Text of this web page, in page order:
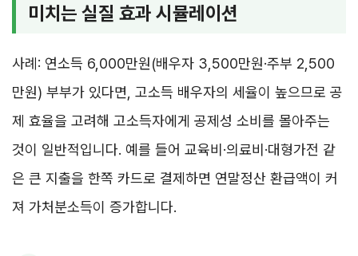
미치는 실질 효과 시뮬레이션
사례: 연소득 6,000만원(배우자 3,500만원·주부 2,500
만원) 부부가 있다면, 고소득 배우자의 세율이 높으므로 공
제 효율을 고려해 고소득자에게 공제성 소비를 몰아주는
것이 일반적입니다. 예를 들어 교육비·의료비·대형가전 같
은 큰 지출을 한쪽 카드로 결제하면 연말정산 환급액이 커
져 가처분소득이 증가합니다.